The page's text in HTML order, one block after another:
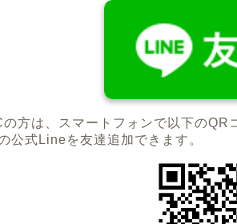
の方は、スマートフォンで以下の
公式Lineを友達追加できます。